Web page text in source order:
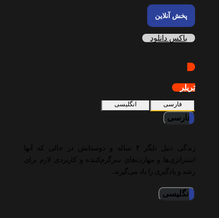
پخش آنلاین
باکس دانلود
تریلر
فارسی انگلیسی
فارسی
زندگی دنیل تایگر ۴ ساله و دوستانش در حالی که آنها
استراتژی‌ها و مهارت‌های سرگرم‌کننده و کاربردی لازم برای
رشد و یادگیری را یاد می‌گیرند.
انگلیسی